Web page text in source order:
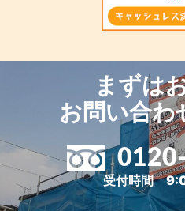
まずは
お問い合わ
受付時間